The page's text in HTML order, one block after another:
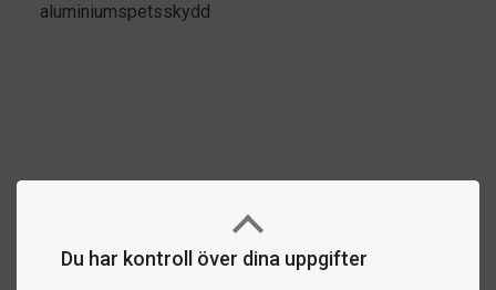
Du har kontroll över dina uppgifter
aluminiumspetsskydd